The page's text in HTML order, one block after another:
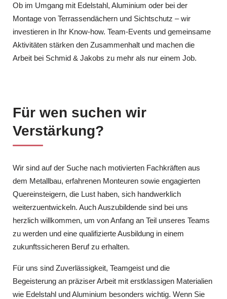
Ob im Umgang mit Edelstahl, Aluminium oder bei der
Montage von Terrassendächern und Sichtschutz – wir
investieren in Ihr Know-how. Team-Events und gemeinsame
Aktivitäten stärken den Zusammenhalt und machen die
Arbeit bei Schmid & Jakobs zu mehr als nur einem Job.
Für wen suchen wir
Verstärkung?
Wir sind auf der Suche nach motivierten Fachkräften aus
dem Metallbau, erfahrenen Monteuren sowie engagierten
Quereinsteigern, die Lust haben, sich handwerklich
weiterzuentwickeln. Auch Auszubildende sind bei uns
herzlich willkommen, um von Anfang an Teil unseres Teams
zu werden und eine qualifizierte Ausbildung in einem
zukunftssicheren Beruf zu erhalten.
Für uns sind Zuverlässigkeit, Teamgeist und die
Begeisterung an präziser Arbeit mit erstklassigen Materialien
wie Edelstahl und Aluminium besonders wichtig. Wenn Sie